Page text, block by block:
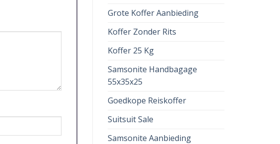
Grote Koffer Aanbieding
Koffer Zonder Rits
Koffer 25 Kg
Samsonite Handbagage
55x35x25
Goedkope Reiskoffer
Suitsuit Sale
Samsonite Aanbieding